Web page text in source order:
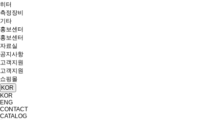
히터
측정장비
기타
홍보센터
홍보센터
자료실
공지사항
고객지원
고객지원
쇼핑몰
KOR
KOR
ENG
CONTACT
CATALOG